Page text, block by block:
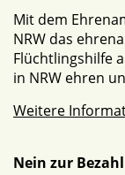
Mit dem
NRW das
Flüchtlingshilfe
in NRW ehren
Weitere
Nein zur